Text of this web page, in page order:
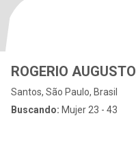
ROGERIO AUGUSTO
Santos, São Paulo, Brasil
Buscando: Mujer 23 - 43